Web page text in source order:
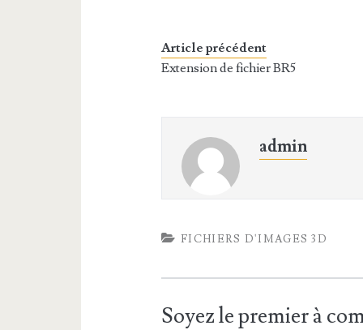
Article précédent
Extension de fichier BR5
admin
FICHIERS D'IMAGES 3D
Soyez le premier à